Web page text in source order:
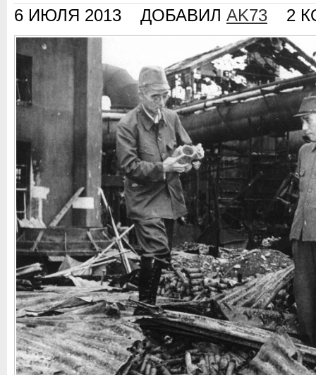
6 ИЮЛЯ 2013 ДОБАВИЛ AK73 2